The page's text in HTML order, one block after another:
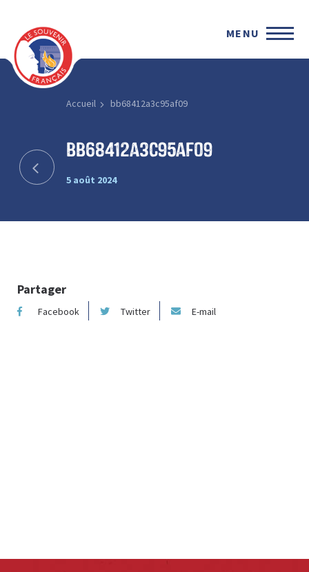
MENU
Accueil bb68412a3c95af09
bb68412a3c95af09
5 août 2024
Partager
Facebook Twitter E-mail